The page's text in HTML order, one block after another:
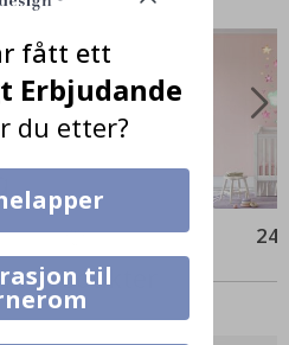
produkter
fått ett
Erbjudande
du etter?
til